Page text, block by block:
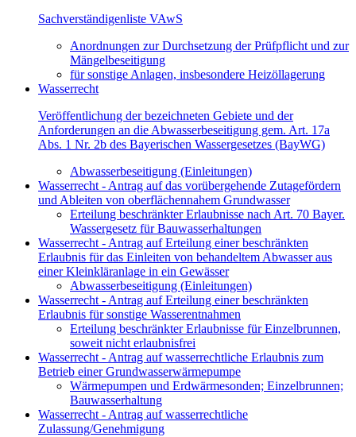
Sachverständigenliste VAwS
Anordnungen zur Durchsetzung der Prüfpflicht und zur
Mängelbeseitigung
für sonstige Anlagen, insbesondere Heizöllagerung
Wasserrecht
Veröffentlichung der bezeichneten Gebiete und der
Anforderungen an die Abwasserbeseitigung gem. Art. 17a
Abs. 1 Nr. 2b des Bayerischen Wassergesetzes (BayWG)
Abwasserbeseitigung (Einleitungen)
Wasserrecht - Antrag auf das vorübergehende Zutagefördern
und Ableiten von oberflächennahem Grundwasser
Erteilung beschränkter Erlaubnisse nach Art. 70 Bayer.
Wassergesetz für Bauwasserhaltungen
Wasserrecht - Antrag auf Erteilung einer beschränkten
Erlaubnis für das Einleiten von behandeltem Abwasser aus
einer Kleinkläranlage in ein Gewässer
Abwasserbeseitigung (Einleitungen)
Wasserrecht - Antrag auf Erteilung einer beschränkten
Erlaubnis für sonstige Wasserentnahmen
Erteilung beschränkter Erlaubnisse für Einzelbrunnen,
soweit nicht erlaubnisfrei
Wasserrecht - Antrag auf wasserrechtliche Erlaubnis zum
Betrieb einer Grundwasserwärmepumpe
Wärmepumpen und Erdwärmesonden; Einzelbrunnen;
Bauwasserhaltung
Wasserrecht - Antrag auf wasserrechtliche
Zulassung/Genehmigung